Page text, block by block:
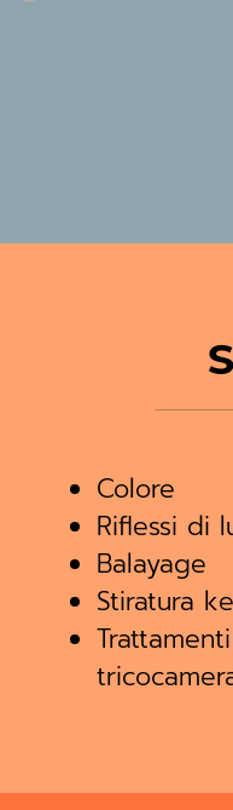
Colore
Riflessi di
Balayage
Stiratura